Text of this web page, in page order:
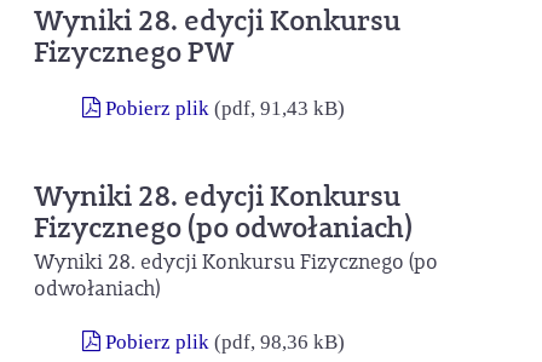
Wyniki 28. edycji Konkursu
Fizycznego PW
Pobierz plik (pdf, 91,43 kB)
Wyniki 28. edycji Konkursu
Fizycznego (po odwołaniach)
Wyniki 28. edycji Konkursu Fizycznego (po
odwołaniach)
Pobierz plik (pdf, 98,36 kB)